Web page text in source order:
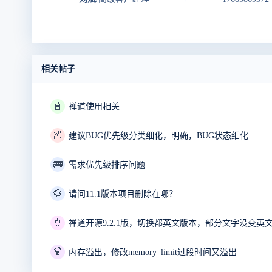
相关帖子
📓 禅道使用相关
🌌 建议BUG优先级分类细化，明确，BUG状态细化
🚌 需求优先级排序问题
🌻 请问11.1版本项目删除在哪？
🍦 禅道开源9.2.1版，切换都英文版本，部分文字没变英
🍹 内存溢出，修改memory_limit过段时间又溢出